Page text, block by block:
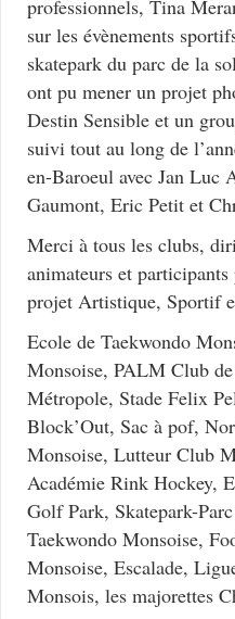
professionnels, Tina
sur les évènements
skatepark du parc de la
ont pu mener un projet
Destin Sensible et un
suivi tout au long de
en-Baroeul avec Jan Luc
Gaumont, Eric Petit et
Merci à tous les clubs,
animateurs et
projet Artistique, Sportif
Ecole de Taekwondo
Monsoise, PALM Club
Métropole, Stade Felix
Block’Out, Sac à pof,
Monsoise, Lutteur Club
Académie Rink Hockey,
Golf Park, Skatepark-
Taekwondo Monsoise,
Monsoise, Escalade,
Monsois, les majorettes